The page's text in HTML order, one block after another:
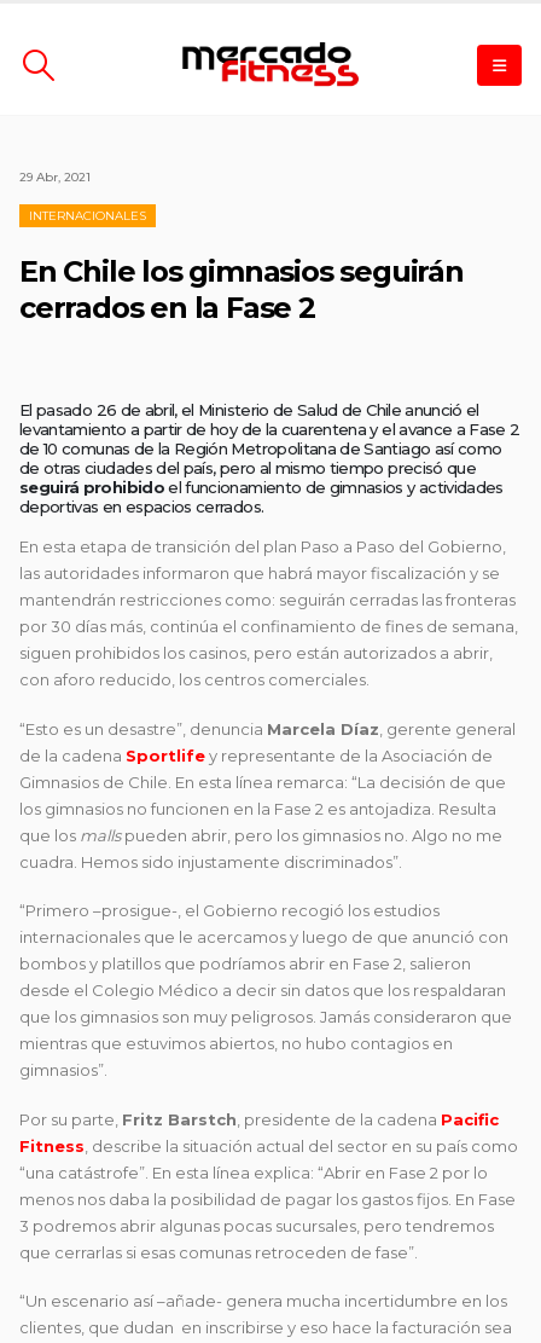
29 Abr, 2021
INTERNACIONALES
En Chile los gimnasios seguirán
cerrados en la Fase 2
El pasado 26 de abril, el Ministerio de Salud de Chile anunció el
levantamiento a partir de hoy de la cuarentena y el avance a Fase 2
de 10 comunas de la Región Metropolitana de Santiago así como
de otras ciudades del país, pero al mismo tiempo precisó que
seguirá prohibidoel funcionamiento de gimnasios y actividades
deportivas en espacios cerrados.
En esta etapa de transición del plan Paso a Paso del Gobierno,
las autoridades informaron que habrá mayor fiscalización y se
mantendrán restricciones como: seguirán cerradas las fronteras
por 30 días más, continúa el confinamiento de fines de semana,
siguen prohibidos los casinos, pero están autorizados a abrir,
con aforo reducido, los centros comerciales.
“Esto es un desastre”, denuncia Marcela Díaz , gerente general
de la cadena Sportlifey representante de la Asociación de
Gimnasios de Chile. En esta línea remarca: “La decisión de que
los gimnasios no funcionen en la Fase 2 es antojadiza. Resulta
que los mallspueden abrir, pero los gimnasios no. Algo no me
cuadra. Hemos sido injustamente discriminados”.
“Primero –prosigue-, el Gobierno recogió los estudios
internacionales que le acercamos y luego de que anunció con
bombos y platillos que podríamos abrir en Fase 2, salieron
desde el Colegio Médico a decir sin datos que los respaldaran
que los gimnasios son muy peligrosos. Jamás consideraron que
mientras que estuvimos abiertos, no hubo contagios en
gimnasios”.
Por su parte, Fritz Barstch , presidente de la cadena Pacific
Fitness , describe la situación actual del sector en su país como
“una catástrofe”. En esta línea explica: “Abrir en Fase 2 por lo
menos nos daba la posibilidad de pagar los gastos fijos. En Fase
3 podremos abrir algunas pocas sucursales, pero tendremos
que cerrarlas si esas comunas retroceden de fase”.
“Un escenario así –añade- genera mucha incertidumbre en los
clientes, que dudan en inscribirse y eso hace la facturación sea